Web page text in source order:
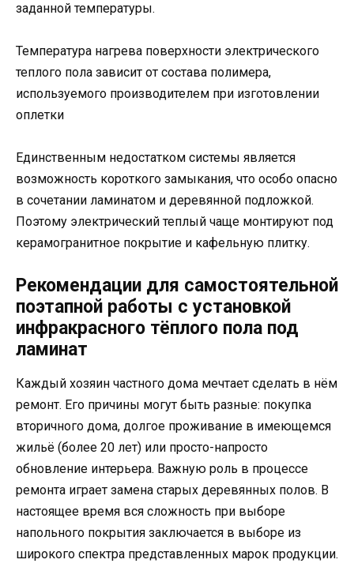
заданной температуры.
Температура нагрева поверхности электрического
теплого пола зависит от состава полимера,
используемого производителем при изготовлении
оплетки
Единственным недостатком системы является
возможность короткого замыкания, что особо опасно
в сочетании ламинатом и деревянной подложкой.
Поэтому электрический теплый чаще монтируют под
керамогранитное покрытие и кафельную плитку.
Рекомендации для самостоятельной
поэтапной работы с установкой
инфракрасного тёплого пола под
ламинат
Каждый хозяин частного дома мечтает сделать в нём
ремонт. Его причины могут быть разные: покупка
вторичного дома, долгое проживание в имеющемся
жильё (более 20 лет) или просто-напросто
обновление интерьера. Важную роль в процессе
ремонта играет замена старых деревянных полов. В
настоящее время вся сложность при выборе
напольного покрытия заключается в выборе из
широкого спектра представленных марок продукции.